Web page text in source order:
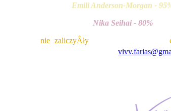
Emili Anderson-Morgan -
Nika Seihai - 80%
nie zaliczyÂły Klubu. W przypadku